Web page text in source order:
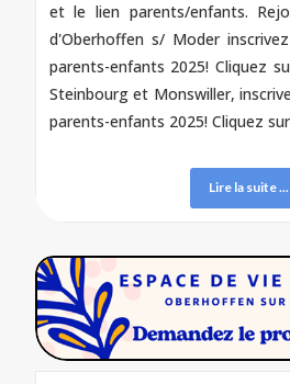
et le lien parents/enfants.
d'Oberhoffen s/ Moder
parents-enfants 2025! Cliquez
Steinbourg et Monswiller,
parents-enfants 2025! Cliquez
Lire la suite ...